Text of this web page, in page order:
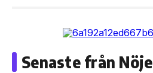
Senaste från Nöje